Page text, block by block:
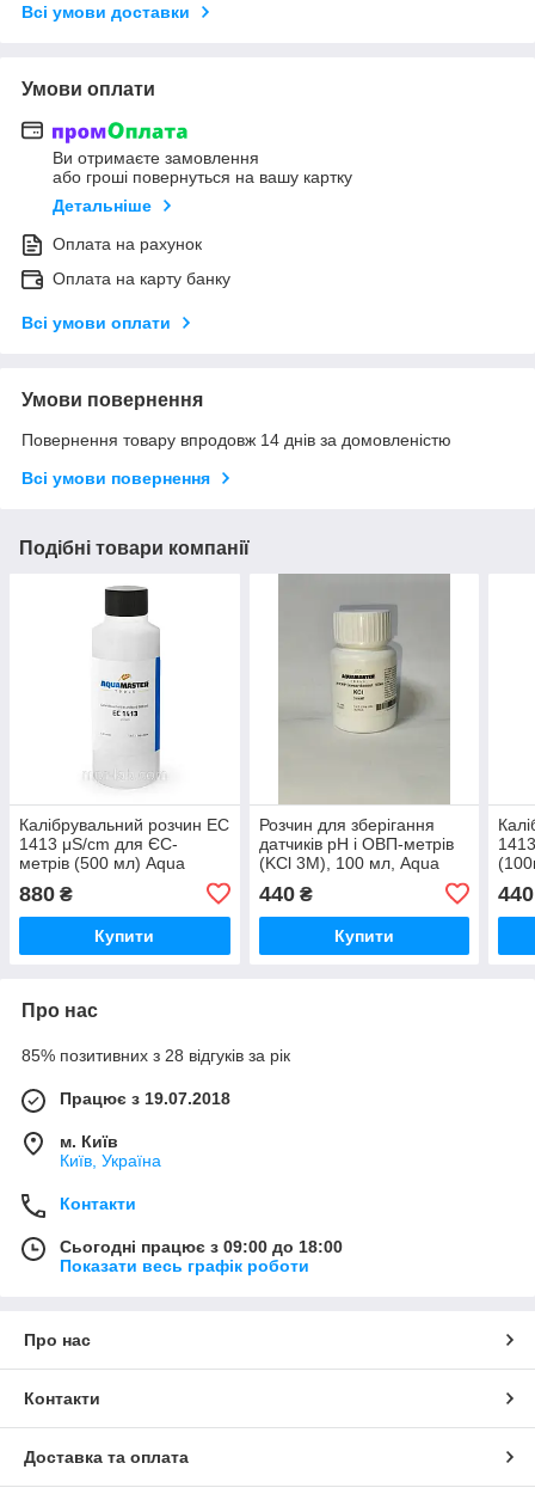
Всі умови доставки
Умови оплати
Ви отримаєте замовлення
або гроші повернуться на вашу картку
Детальніше
Оплата на рахунок
Оплата на карту банку
Всі умови оплати
Умови повернення
Повернення товару впродовж 14 днів за домовленістю
Всі умови повернення
Подібні товари компанії
Калібрувальний розчин EC
1413 μS/cm для ЄС-
метрів (500 мл) Aqua
Master, Нідерланди, 1301
880 ₴
Купити
Розчин для зберігання
датчиків pH і ОВП-метрів
(KCl 3M), 100 мл, Aqua
Master, Нідерланди 1104
440₴
Купити
440
Про нас
85% позитивних з 28 відгуків за рік
Працює з 19.07.2018
м. Київ
Київ, Україна
Контакти
Сьогодні працює з 09:00 до 18:00
Показати весь графік роботи
Про нас
Контакти
Доставка та оплата